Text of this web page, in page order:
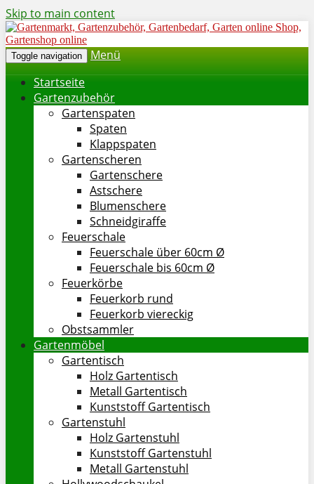
Skip to main content
Toggle navigation
Menü
Startseite
Gartenzubehör
Gartenspaten
Spaten
Klappspaten
Gartenscheren
Gartenschere
Astschere
Blumenschere
Schneidgiraffe
Feuerschale
Feuerschale über 60cm Ø
Feuerschale bis 60cm Ø
Feuerkörbe
Feuerkorb rund
Feuerkorb viereckig
Obstsammler
Gartenmöbel
Gartentisch
Holz Gartentisch
Metall Gartentisch
Kunststoff Gartentisch
Gartenstuhl
Holz Gartenstuhl
Kunststoff Gartenstuhl
Metall Gartenstuhl